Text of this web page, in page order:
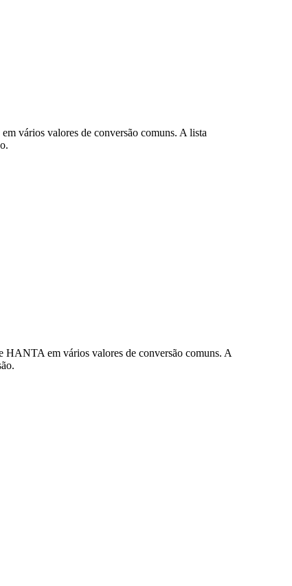
vários valores de conversão comuns. A lista
HANTA em vários valores de conversão comuns. A